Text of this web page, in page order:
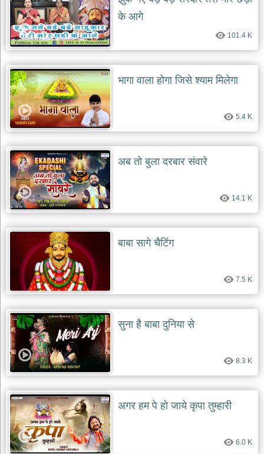
दयाल
भजन
bawa
lal
dayal
bhajans
शनि
देव
भजन
shani
dev
bhajans
आज
का
भजन
bhajan
of
the
day
जोड़ें
bhajans
के आगे
101.4 K
भागा वाला होगा जिसे श्याम मिलेगा
5.4 K
अब तो बुला दरबार संवारे
14.1 K
बाबा सागे चैटिंग
7.5 K
सुना है बाबा दुनिया से
8.3 K
अगर हम पे हो जाये कृपा तुम्हारी
6.0 K